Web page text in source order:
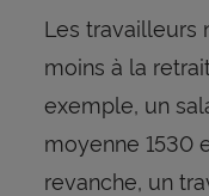
Les travailleurs
moins à la
exemple, un
moyenne 1530
revanche, un